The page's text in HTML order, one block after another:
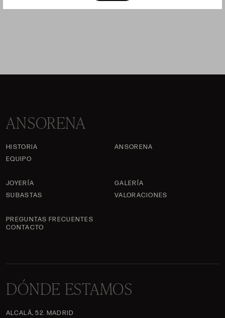
ANSORENA
HISTORIA
ANSORENA
EQUIPO
JOYERÍA
GALERÍA
SUBASTAS
VALORACIONES
PREGUNTAS FRECUENTES
CONTACTO
DÓNDE ESTAMOS
ALCALÁ, 52. MADRID